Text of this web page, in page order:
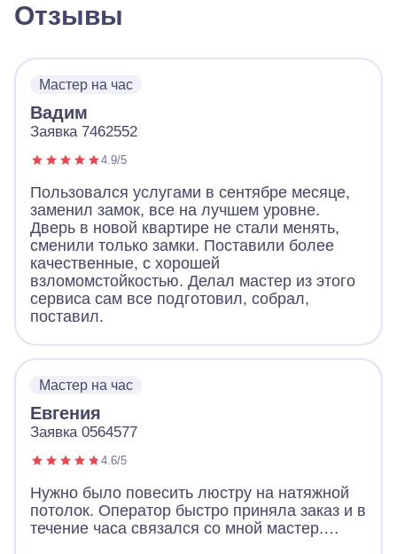
Отзывы
Мастер на час
Вадим
Заявка 7462552
4.9/5
Пользовался услугами в сентябре месяце,
заменил замок, все на лучшем уровне.
Дверь в новой квартире не стали менять,
сменили только замки. Поставили более
качественные, с хорошей
взломомстойкостью. Делал мастер из этого
сервиса сам все подготовил, собрал,
поставил.
Мастер на час
Евгения
Заявка 0564577
4.6/5
Нужно было повесить люстру на натяжной
потолок. Оператор быстро приняла заказ и в
течение часа связался со мной мастер.